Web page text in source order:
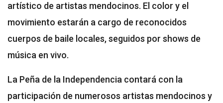
artístico de artistas mendocinos. El color y el
movimiento estarán a cargo de reconocidos
cuerpos de baile locales, seguidos por shows de
música en vivo.
La Peña de la Independencia contará con la
participación de numerosos artistas mendocinos y